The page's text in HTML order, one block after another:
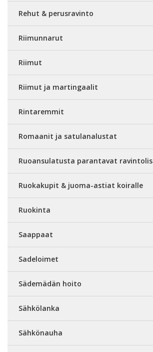
Rehut & perusravinto
Riimunnarut
Riimut
Riimut ja martingaalit
Rintaremmit
Romaanit ja satulanalustat
Ruoansulatusta parantavat
Ruokakupit & juoma-astiat koiralle
Ruokinta
Saappaat
Sadeloimet
Sädemädän hoito
Sähkölanka
Sähkönauha